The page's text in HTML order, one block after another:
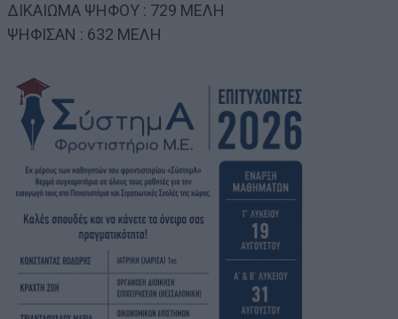
ΔΙΚΑΙΩΜΑ ΨΗΦΟΥ : 729 ΜΕΛΗ
ΨΗΦΙΣΑΝ : 632 ΜΕΛΗ